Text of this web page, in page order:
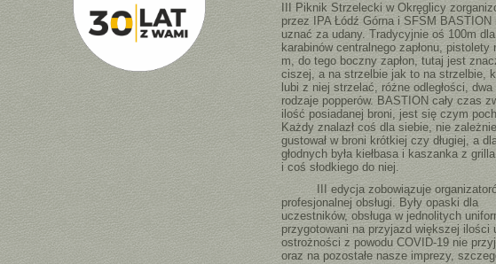
III Piknik Strzelecki w Okręglicy
przez IPA Łódź Górna i SFSM BASTION
uznać za udany. Tradycyjnie oś 100m dla
karabinów centralnego zapłonu, pistolety
m, do tego boczny zapłon, tutaj jest
ciszej, a na strzelbie jak to na strzelbie,
lubi z niej strzelać, różne odległości, dwa
rodzaje popperów. BASTION cały czas
ilość posiadanej broni, jest się czym
Każdy znalazł coś dla siebie, nie
gustował w broni krótkiej czy długiej, a
głodnych była kiełbasa i kaszanka z
i coś słodkiego do niej.
III edycja zobowiązuje
profesjonalnej obsługi. Były opaski dla
uczestników, obsługa w jednolitych
przygotowani na przyjazd większej
ostrożności z powodu COVID-19 nie
oraz na pozostałe nasze imprezy,